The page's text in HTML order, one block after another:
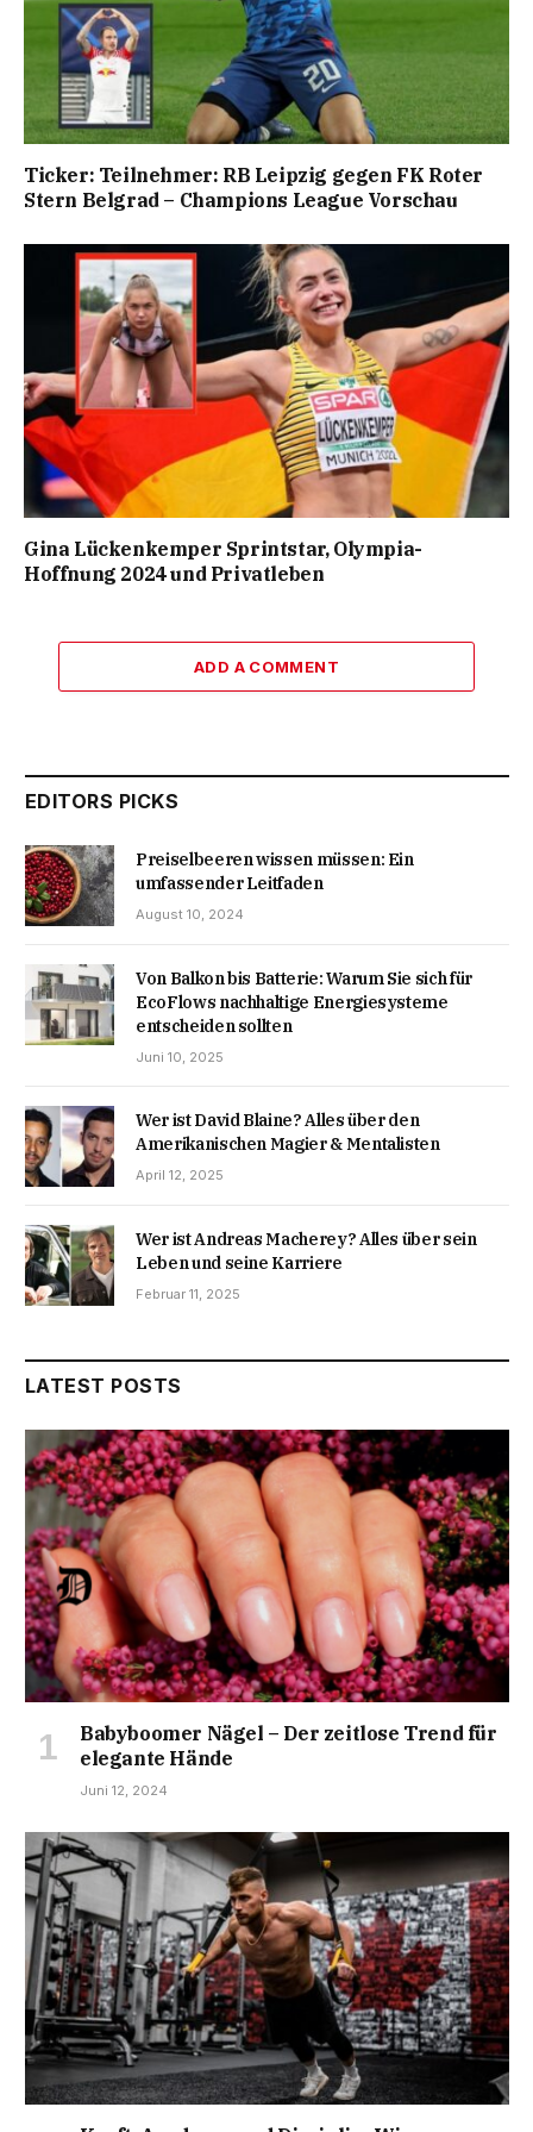
Ticker: Teilnehmer: RB Leipzig gegen FK Roter
Stern Belgrad – Champions League Vorschau
Gina Lückenkemper Sprintstar, Olympia-
Hoffnung 2024 und Privatleben
ADD A COMMENT
EDITORS PICKS
Preiselbeeren wissen müssen: Ein
umfassender Leitfaden
August 10, 2024
Von Balkon bis Batterie: Warum Sie sich für
EcoFlows nachhaltige Energiesysteme
entscheiden sollten
Juni 10, 2025
Wer ist David Blaine? Alles über den
Amerikanischen Magier & Mentalisten
April 12, 2025
Wer ist Andreas Macherey? Alles über sein
Leben und seine Karriere
Februar 11, 2025
LATEST POSTS
Babyboomer Nägel – Der zeitlose Trend für
elegante Hände
Juni 12, 2024